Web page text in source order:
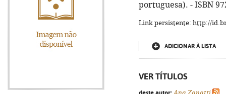
portuguesa). - ISBN
Link persistente: http://
ADICIONAR À LISTA
VER TÍTULOS